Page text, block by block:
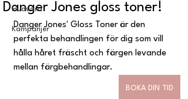
Hudvård
Kampanjer
Danger Jones gloss toner!
Danger Jones' Gloss Toner är den
perfekta behandlingen för dig som vill
hålla håret fräscht och färgen levande
mellan färgbehandlingar.
BOKA DIN TID